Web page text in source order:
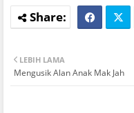
LEBIH LAMA
Mengusik Alan Anak Mak Jah